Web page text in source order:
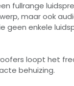
fullrange
maar ook
geen enkele
loopt het
behuizing.